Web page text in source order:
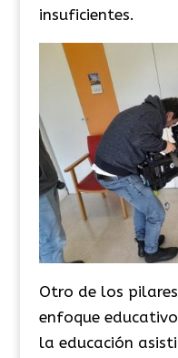
insuficientes.
Otro de los
enfoque
la educación